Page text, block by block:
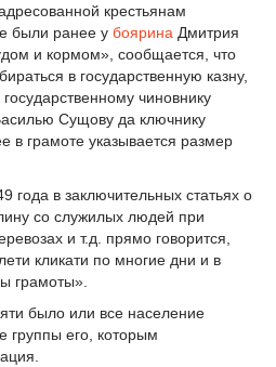
крестьянам
были ранее у боярина Дмитрия
и кормом», сообщается, что
в государственную казну,
чиновнику
Сущову да ключнику
в грамоте указывается размер
года в заключительных статьях о
со служилых людей при
и т.д. прямо говорится,
кликати по многие дни и в
грамоты».
было или все население
группы его, которым